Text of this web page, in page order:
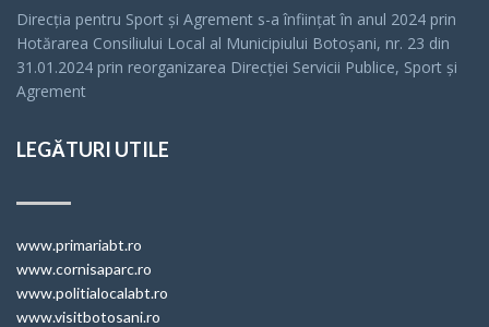
Direcția pentru Sport și Agrement s-a înfiinţat în anul 2024 prin
Hotărarea Consiliului Local al Municipiului Botoșani, nr. 23 din
31.01.2024 prin reorganizarea Direcției Servicii Publice, Sport și
Agrement
LEGĂTURI UTILE
www.primariabt.ro
www.cornisaparc.ro
www.politialocalabt.ro
www.visitbotosani.ro